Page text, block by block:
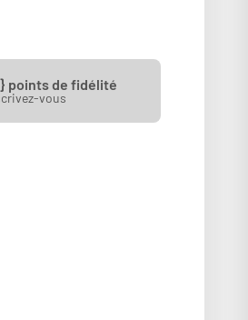
points de fidélité
vous